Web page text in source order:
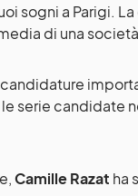
sogni a Parigi.
di una
le serie candidate
Camille Razat ha